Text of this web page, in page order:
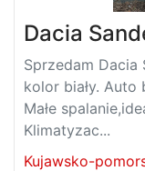
Dacia
Sprzedam Dacia
kolor biały.
Małe
Klimatyzac...
Kujawsko-